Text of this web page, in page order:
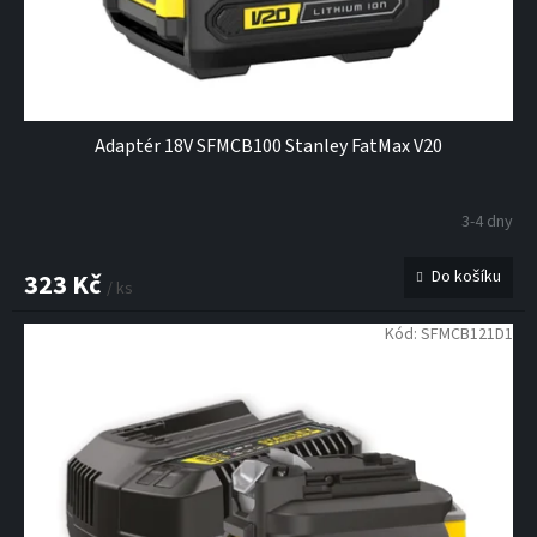
Adaptér 18V SFMCB100 Stanley FatMax V20
3-4 dny
323 Kč / ks Do košíku
Kód: SFMCB121D1